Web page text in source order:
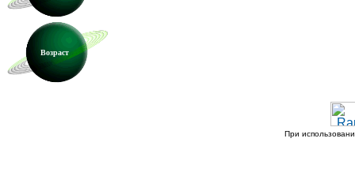
Возраст
При